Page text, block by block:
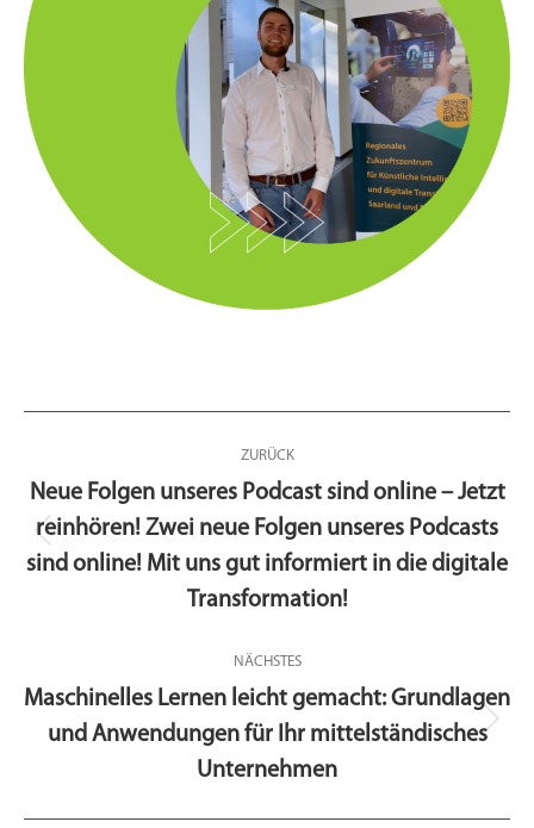
Kommentarnavigation
ZURÜCK
Vorheriger
Neue Folgen unseres Podcast sind online – Jetzt
reinhören! Zwei neue Folgen unseres Podcasts
sind online! Mit uns gut informiert in die digitale
Transformation!
NÄCHSTES
Nächster
Beitrag:
Maschinelles Lernen leicht gemacht: Grundlagen
und Anwendungen für Ihr mittelständisches
Unternehmen